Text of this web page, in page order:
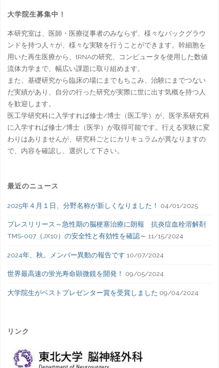
大学院生募集中！
本研究室は、医師・医療従事者のみならず、様々なバックグラウ
ンドを持つ人々が、様々な実験を行うことができます。幹細胞を
用いた再生医療から、tRNAの研究、コンピュータを使用した数値
流体力学まで、幅広い課題に取り組めます。
また、基礎研究から臨床の場にまでもちこみ、治験にまでつない
だ実績があり、自分の行った研究が実際に世に出す気概を持つ人
を歓迎します。
医工学研究科に入学すれば修士/博士（医工学）が、医学系研究科
に入学すれば修士/博士（医学）が取得可能です。行える実験に変
わりはありませんが、研究科ごとにカリキュラムが異なりますの
で、内容を確認し、選択して下さい。
最近のニュース
2025年４月１日、分野名称が新しくなりました！ 04/01/2025
プレスリリース～急性期の脳梗塞治療に朗報 抗炎症血栓溶解剤
TMS-007（JX10）の安全性と有効性を確認～ 11/15/2024
2024年、秋。メンバー異動の報告です 10/07/2024
世界最高速の蛍光寿命顕微鏡を開発！ 09/05/2024
大学院生がベストプレゼンター賞を受賞しました 09/04/2024
リンク